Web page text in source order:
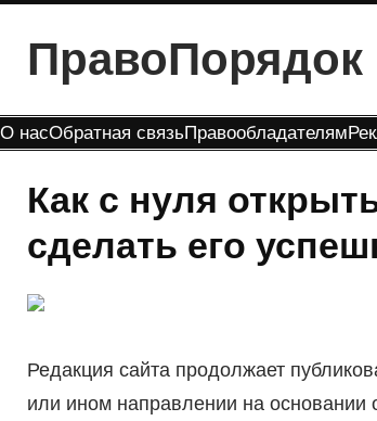
содержимому
ПравоПорядок
О насОбратная связьПравообладателям
Как с нуля
сделать его
Редакция сайта продолжает
или ином направлении на